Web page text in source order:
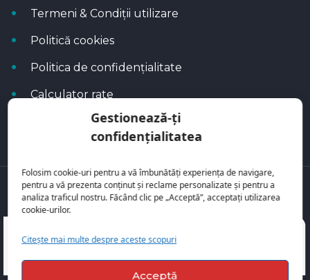
Gestionează-ți
confidențialitatea
Folosim cookie-uri pentru a vă îmbunătăți experiența de navigare,
pentru a vă prezenta conținut și reclame personalizate și pentru a
analiza traficul nostru. Făcând clic pe „Acceptă”, acceptați utilizarea
cookie-urilor.
Citește mai multe despre aceste scopuri
Acceptă
Termeni & Condiții utilizare
Politică cookies
Politica de confidențialitate
Calculator rate
Blog Autoflux
Toate mașinile se regăsesc peAutoFlux